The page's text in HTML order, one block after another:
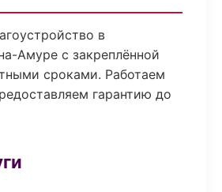
в
Амуре с закреплённой
сроками. Работаем
гарантию до